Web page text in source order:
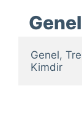
Genel,
Kimdir